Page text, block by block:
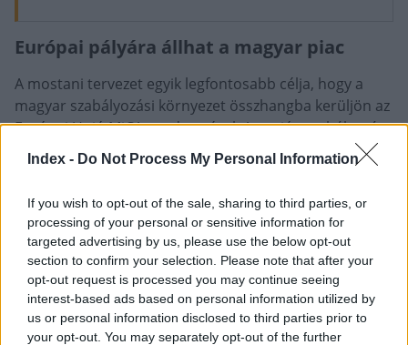
Index - Do Not Process My Personal Information
If you wish to opt-out of the sale, sharing to third parties, or
processing of your personal or sensitive information for
targeted advertising by us, please use the below opt-out
section to confirm your selection. Please note that after your
opt-out request is processed you may continue seeing
interest-based ads based on personal information utilized by
us or personal information disclosed to third parties prior to
your opt-out. You may separately opt-out of the further
Európai pályára állhat a magyar piac
A mostani tervezet egyik legfontosabb célja, hogy a
magyar szabályozási környezet összhangba kerüljön az
Európai Unió MiCA-rendszerével. Az uniós szabályozás
célja, hogy egységes keretek között működhessen a
, miközben biztosítja a
is. Ez a megközelítés a tiltás helyett inkább a
felügyeletre és az átláthatóságra helyezi a hangsúlyt.
KAPCSOLÓDÓ